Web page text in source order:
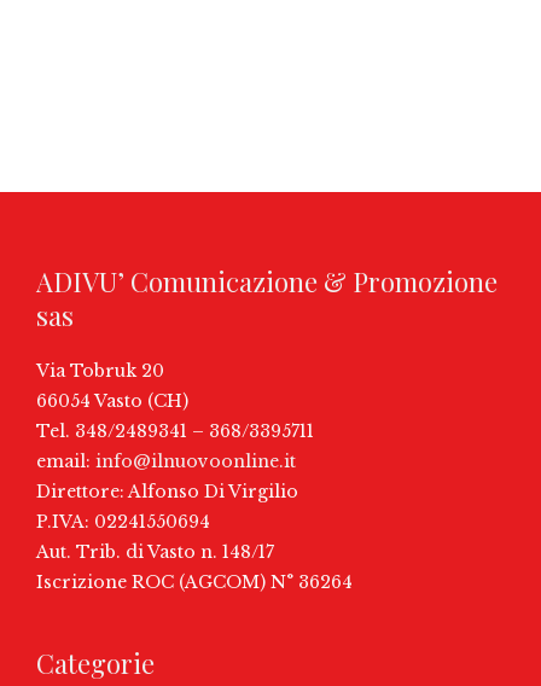
ADIVU’ Comunicazione & Promozione
sas
Via Tobruk 20
66054 Vasto (CH)
Tel. 348/2489341 – 368/3395711
email: info@ilnuovoonline.it
Direttore: Alfonso Di Virgilio
P.IVA: 02241550694
Aut. Trib. di Vasto n. 148/17
Iscrizione ROC (AGCOM) N° 36264
Categorie